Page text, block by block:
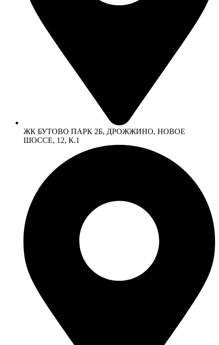
ЖК БУТОВО ПАРК 2Б, ДРОЖЖИНО, НОВОЕ
ШОССЕ, 12, К.1